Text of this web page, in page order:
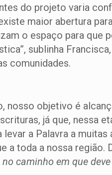
do projeto varia
maior abertura
o espaço para que
sublinha
comunidades.
objetivo é
já que, nessa
a Palavra a muitas
a toda a nossa região.
caminho em que